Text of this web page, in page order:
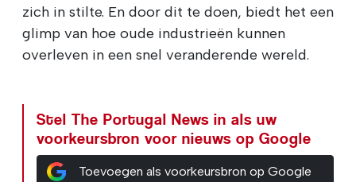
zich in stilte. En door dit te doen, biedt het een
glimp van hoe oude industrieën kunnen
overleven in een snel veranderende wereld.
Stel The Portugal News in als uw
voorkeursbron voor nieuws op Google
Toevoegen als voorkeursbron op Google